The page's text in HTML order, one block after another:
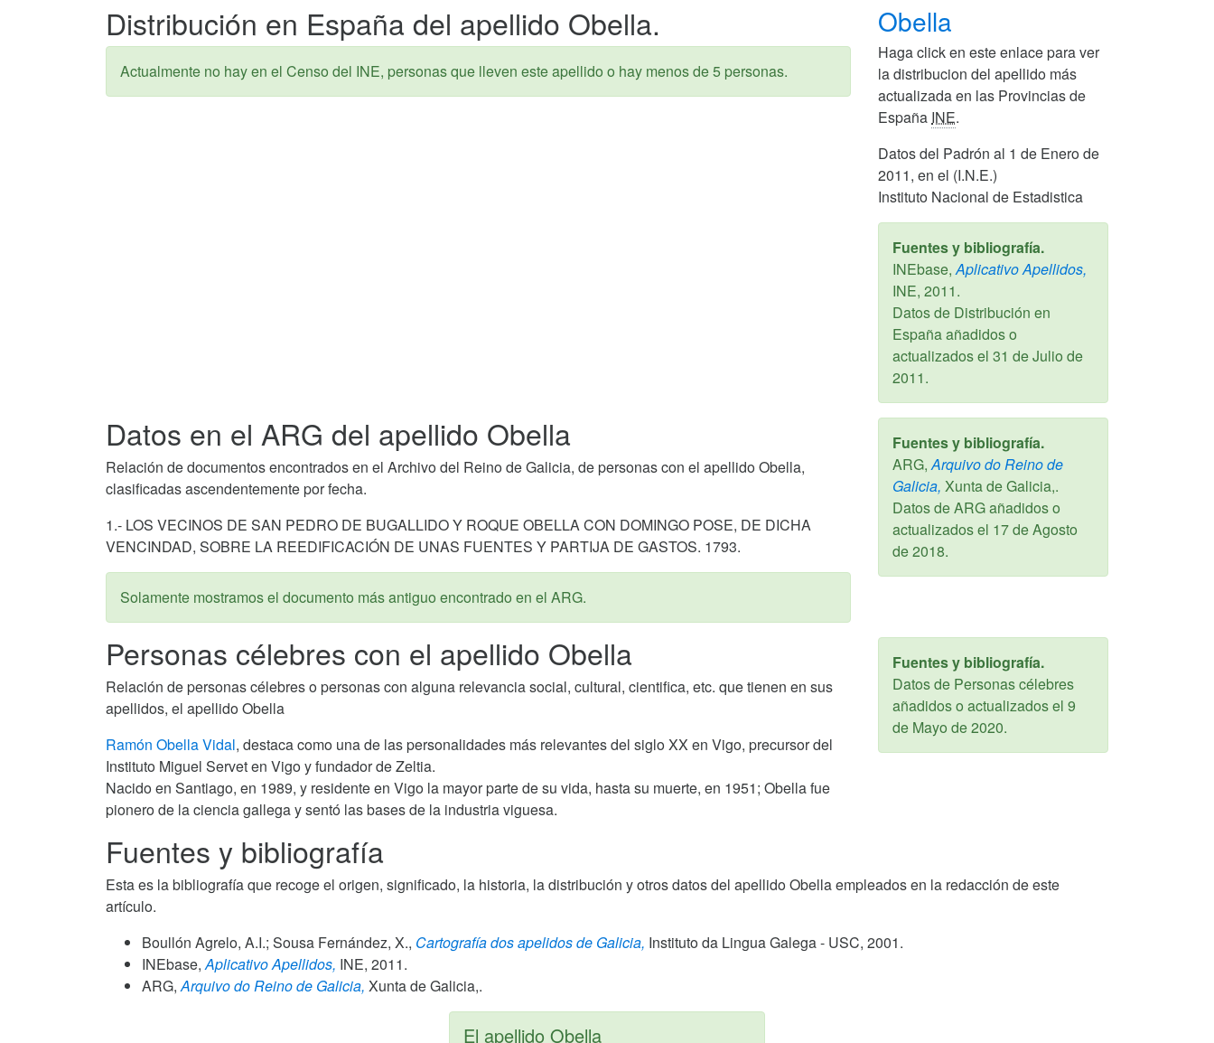
Distribución en España del apellido Obella.
Actualmente no hay en el Censo del INE, personas que lleven este apellido o hay menos de 5 personas.
Obella
Haga click en este enlace para ver
la distribucion del apellido más
actualizada en las Provincias de
España INE.
Datos del Padrón al 1 de Enero de
2011, en el (I.N.E.)
Instituto Nacional de Estadistica
Fuentes y bibliografía.
INEbase, Aplicativo Apellidos,
INE, 2011.
Datos de Distribución en
España añadidos o
actualizados el 31 de Julio de
2011.
Datos en el ARG del apellido Obella
Relación de documentos encontrados en el Archivo del Reino de Galicia, de personas con el apellido Obella,
clasificadas ascendentemente por fecha.
1.- LOS VECINOS DE SAN PEDRO DE BUGALLIDO Y ROQUE OBELLA CON DOMINGO POSE, DE DICHA
VENCINDAD, SOBRE LA REEDIFICACIÓN DE UNAS FUENTES Y PARTIJA DE GASTOS. 1793.
Solamente mostramos el documento más antiguo encontrado en el ARG.
Fuentes y bibliografía.
ARG, Arquivo do Reino de
Galicia, Xunta de Galicia,.
Datos de ARG añadidos o
actualizados el 17 de Agosto
de 2018.
Personas célebres con el apellido Obella
Relación de personas célebres o personas con alguna relevancia social, cultural, cientifica, etc. que tienen en sus
apellidos, el apellido Obella
Ramón Obella Vidal, destaca como una de las personalidades más relevantes del siglo XX en Vigo, precursor del
Instituto Miguel Servet en Vigo y fundador de Zeltia.
Nacido en Santiago, en 1989, y residente en Vigo la mayor parte de su vida, hasta su muerte, en 1951; Obella fue
pionero de la ciencia gallega y sentó las bases de la industria viguesa.
Fuentes y bibliografía.
Datos de Personas célebres
añadidos o actualizados el 9
de Mayo de 2020.
Fuentes y bibliografía
Esta es la bibliografía que recoge el origen, significado, la historia, la distribución y otros datos del apellido Obella empleados en la redacción de este
artículo.
Boullón Agrelo, A.I.; Sousa Fernández, X., Cartografía dos apelidos de Galicia, Instituto da Lingua Galega - USC, 2001.
INEbase, Aplicativo Apellidos, INE, 2011.
ARG, Arquivo do Reino de Galicia, Xunta de Galicia,.
El apellido Obella